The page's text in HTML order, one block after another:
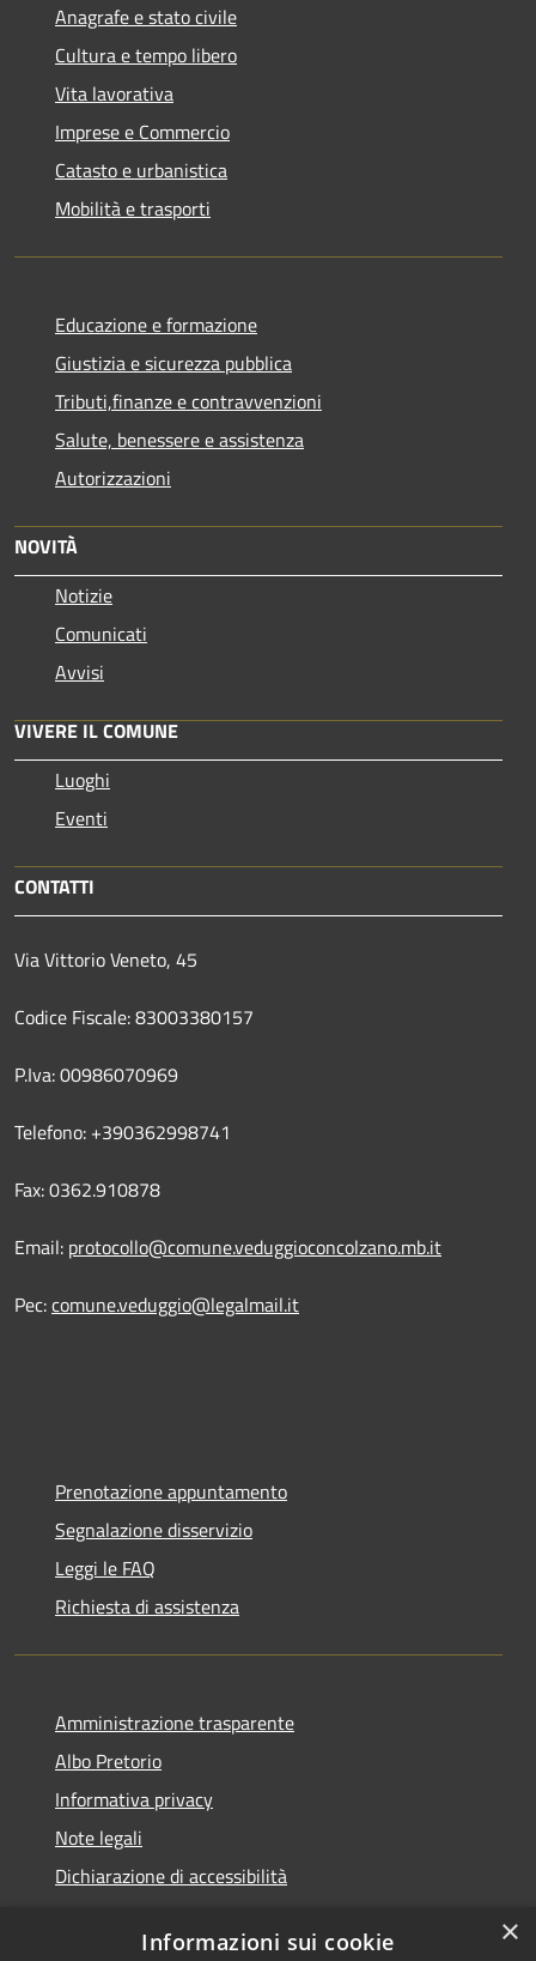
Anagrafe e stato civile
Cultura e tempo libero
Vita lavorativa
Imprese e Commercio
Catasto e urbanistica
Mobilità e trasporti
Educazione e formazione
Giustizia e sicurezza pubblica
Tributi,finanze e contravvenzioni
Salute, benessere e assistenza
Autorizzazioni
NOVITÀ
Notizie
Comunicati
Avvisi
VIVERE IL COMUNE
Luoghi
Eventi
CONTATTI
Via Vittorio Veneto, 45
Codice Fiscale: 83003380157
P.Iva: 00986070969
Telefono: +390362998741
Fax: 0362.910878
Email: protocollo@comune.veduggioconcolzano.mb.it
Pec:comune.veduggio@legalmail.it
Prenotazione appuntamento
Segnalazione disservizio
Leggi le FAQ
Richiesta di assistenza
Amministrazione trasparente
Albo Pretorio
Informativa privacy
Note legali
Dichiarazione di accessibilità
×
Informazioni sui cookie